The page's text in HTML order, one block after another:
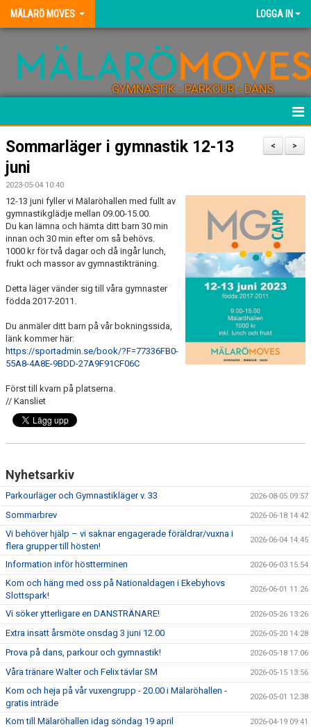
MÄLARÖ MOVES LOGGA IN
GYMNASTIK - PARKOUR - DANS
HEM
NYHETER
KONTAKT
FÖRENINGEN
BLI TRÄNARE
FÖRENINGSKLÄDER
VANLIGA FRÅGOR
DOKUMENT
>
<
Sommarläger i gymnastik 12-13
juni
2023-05-04 10:40
12-13 juni fyller vi Mälaröhallen med fullt av
gymnastikglädje mellan 09.00-15.00.
Du kan lämna och hämta ditt barn 30 min
innan och 30 min efter om så behövs.
1000 kr för två dagar och då ingår lunch,
frukt och massor av gymnastikträning.
Detta läger vänder sig till våra gymnaster
födda 2017-2011.
Du anmäler ditt barn på vår bokningssida,
länk kommer här:
https://sportadmin.se/book/?F=77336FB0-
55A8-4A8E-9BDD-27A9F91CF06C
Först till kvarn på platserna.
// Kansliet
Nyhetsarkiv
Parkourläger och Gymnastikläger v. 33 2026-08-05 09:57
Sommarbrev 2026-06-18 14:42
Vi behöver hjälp – vi saknar engagerade föräldrar/vuxna i
flera grupper till hösten!
2026-06-04 14:45
Information inför höstterminen 2026-06-03 15:54
Kom och häng med oss på Nationaldagen i Ekebyhovs
Slottspark!
2026-06-01 11:26
Vi söker ytterligare en DANSTRÄNARE! 2026-05-26 13:26
Extra insatt årsmöte onsdag 3 juni 12.00 2026-05-20 14:28
Prova på dans, parkour och gymnastik! 2026-05-18 17:06
Våra tränare Walter och Felix tävlar SM 2026-05-15 13:56
Kom och heja på vår vuxengrupp - 20.00 i Mälaröhallen -
gratis inträde
2026-05-01 12:38
Kom till Mälaröhallen idag söndag 19 april 2026-04-19 09:41